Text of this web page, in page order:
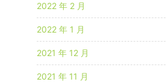
2022 年 2 月
2022 年 1 月
2021 年 12 月
2021 年 11 月